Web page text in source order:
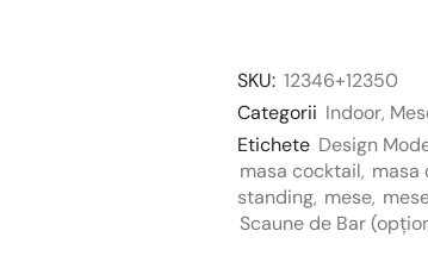
SKU: 12346+12350
Categorii Indoor,
Etichete Design
masa cocktail, masa
standing, mese,
Scaune de Bar